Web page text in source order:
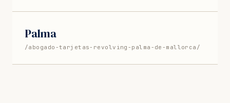
Palma
/abogado-tarjetas-revolving-palma-de-mallorca/